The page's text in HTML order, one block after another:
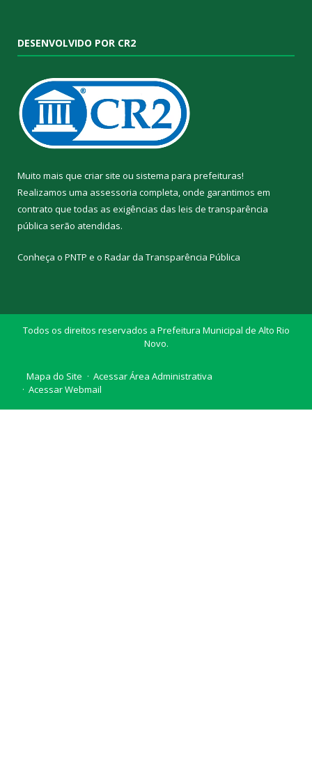
DESENVOLVIDO POR CR2
Muito mais que criar site ou sistema para prefeituras!
Realizamos uma assessoria completa, onde garantimos em
contrato que todas as exigências das leis de transparência
pública serão atendidas.
Conheça o PNTP e o Radar da Transparência Pública
Todos os direitos reservados a Prefeitura Municipal de Alto Rio
Novo.
Mapa do Site
Acessar Área Administrativa
Acessar Webmail